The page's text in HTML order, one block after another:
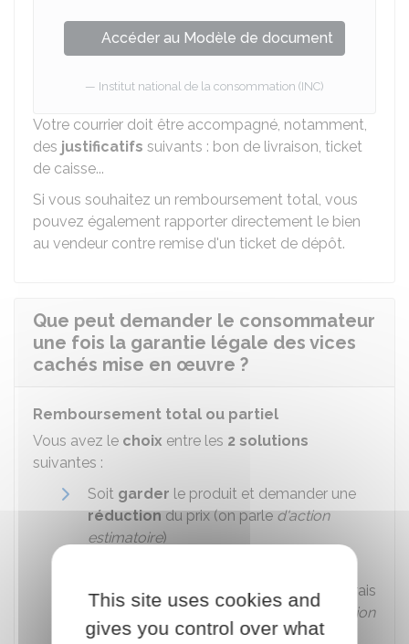
Accéder au Modèle de document
Institut national de la consommation (INC)
Votre courrier doit être accompagné, notamment,
des justificatifs suivants : bon de livraison, ticket
de caisse...
Si vous souhaitez un remboursement total, vous
pouvez également rapporter directement le bien
au vendeur contre remise d'un ticket de dépôt.
Que peut demander le consommateur
une fois la garantie légale des vices
cachés mise en œuvre ?
Remboursement total ou partiel
Vous avez le choix entre les 2 solutions
suivantes :
Soit garder le produit et demander une
réductiondu prix (on parled'action
estimatoire)
remboursement
du prix payé et des frais
occasionnés par la vente (on parle
d'action
rédhibitoire).
This site uses cookies and
gives you control over what